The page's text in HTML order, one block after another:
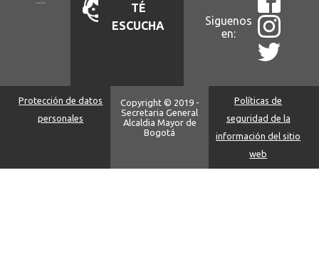
TÉ
ESCUCHA
Siguenos
en:
Protección de datos
personales
Copyright © 2019 -
Secretaria General
Alcaldia Mayor de
Bogotá
Políticas de
seguridad de la
información del sitio
web